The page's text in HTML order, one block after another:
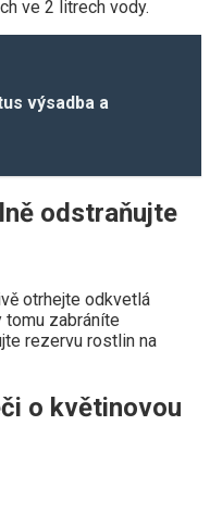
ve 2 litrech vody.
výsadba a
odstraňujte
otrhejte odkvetlá
zabráníte
rezervu rostlin na
o květinovou